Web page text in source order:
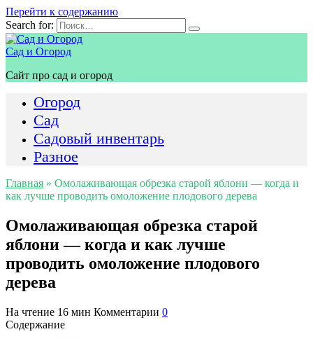
Перейти к содержанию
Search for:
Сад и Огород
Сайт про сад и огород
Огород
Сад
Садовый инвентарь
Разное
Главная » Омолаживающая обрезка старой яблони — когда и
как лучше проводить омоложение плодового дерева
Омолаживающая обрезка старой
яблони — когда и как лучше
проводить омоложение плодового
дерева
На чтение 16 мин Комментарии 0
Содержание